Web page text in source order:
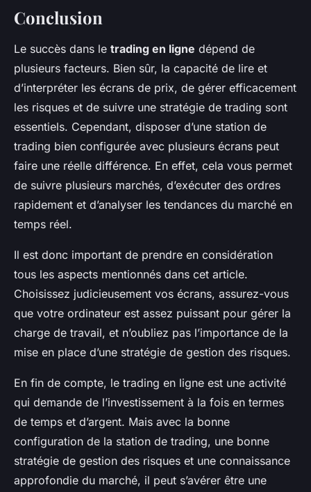
Conclusion
Le succès dans le trading en ligne dépend de
plusieurs facteurs. Bien sûr, la capacité de lire et
d’interpréter les écrans de prix, de gérer efficacement
les risques et de suivre une stratégie de trading sont
essentiels. Cependant, disposer d’une station de
trading bien configurée avec plusieurs écrans peut
faire une réelle différence. En effet, cela vous permet
de suivre plusieurs marchés, d’exécuter des ordres
rapidement et d’analyser les tendances du marché en
temps réel.
Il est donc important de prendre en considération
tous les aspects mentionnés dans cet article.
Choisissez judicieusement vos écrans, assurez-vous
que votre ordinateur est assez puissant pour gérer la
charge de travail, et n’oubliez pas l’importance de la
mise en place d’une stratégie de gestion des risques.
En fin de compte, le trading en ligne est une activité
qui demande de l’investissement à la fois en termes
de temps et d’argent. Mais avec la bonne
configuration de la station de trading, une bonne
stratégie de gestion des risques et une connaissance
approfondie du marché, il peut s’avérer être une